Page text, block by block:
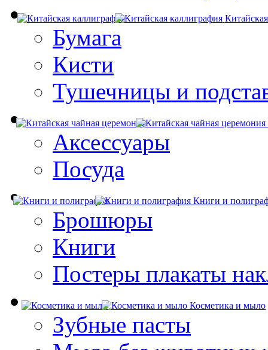
Бумага
Кисти
Тушечницы и
Аксессуары
Посуда
Книги и
Брошюры
Книги
Постеры плакаты
Косметика и мыло
Зубные пасты